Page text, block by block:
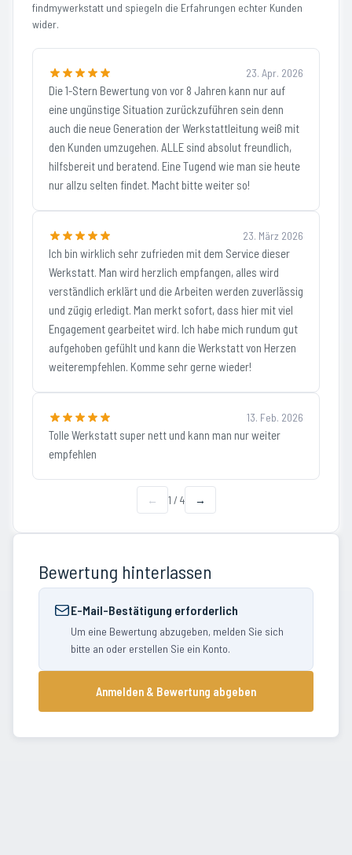
findmywerkstatt und spiegeln die Erfahrungen echter Kunden
wider.
23. Apr. 2026
Die 1-Stern Bewertung von vor 8 Jahren kann nur auf
eine ungünstige Situation zurückzuführen sein denn
auch die neue Generation der Werkstattleitung weiß mit
den Kunden umzugehen. ALLE sind absolut freundlich,
hilfsbereit und beratend. Eine Tugend wie man sie heute
nur allzu selten findet. Macht bitte weiter so!
23. März 2026
Ich bin wirklich sehr zufrieden mit dem Service dieser
Werkstatt. Man wird herzlich empfangen, alles wird
verständlich erklärt und die Arbeiten werden zuverlässig
und zügig erledigt. Man merkt sofort, dass hier mit viel
Engagement gearbeitet wird. Ich habe mich rundum gut
aufgehoben gefühlt und kann die Werkstatt von Herzen
weiterempfehlen. Komme sehr gerne wieder!
13. Feb. 2026
Tolle Werkstatt super nett und kann man nur weiter
empfehlen
← 1 / 4 →
Bewertung hinterlassen
E-Mail-Bestätigung erforderlich
Um eine Bewertung abzugeben, melden Sie sich
bitte an oder erstellen Sie ein Konto.
Anmelden & Bewertung abgeben